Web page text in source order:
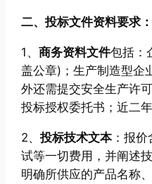
二、投标文件资料要求：
1、商务资料文件包括：
盖公章)；生产制造型企
外还需提交安全生产许
投标授权委托书；近二
2、投标技术文本：报价
试等一切费用，并阐述
明确所供应的产品名称